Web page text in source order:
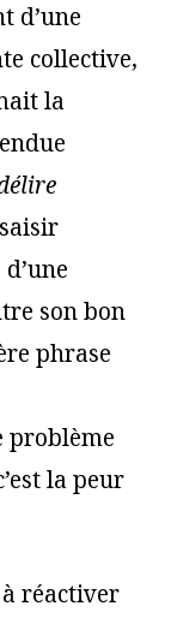
d’une
collective,
la
son bon
phrase
problème
la peur
à réactiver